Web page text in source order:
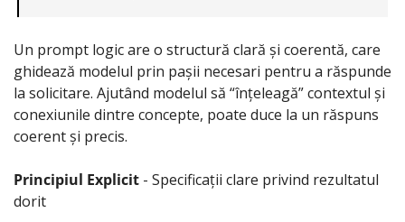
Un prompt logic are o structură clară și coerentă, care
ghidează modelul prin pașii necesari pentru a răspunde
la solicitare. Ajutând modelul să “înțeleagă” contextul și
conexiunile dintre concepte, poate duce la un răspuns
coerent și precis.
Principiul Explicit - Specificații clare privind rezultatul
dorit